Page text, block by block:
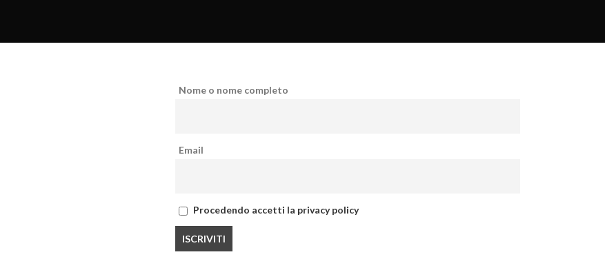
Nome o nome completo
Email
Procedendo accetti la privacy policy